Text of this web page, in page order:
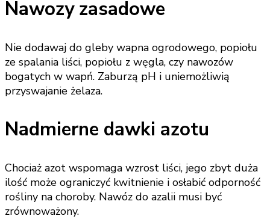
Nawozy zasadowe
Nie dodawaj do gleby wapna ogrodowego, popiołu
ze spalania liści, popiołu z węgla, czy nawozów
bogatych w wapń. Zaburzą pH i uniemożliwią
przyswajanie żelaza.
Nadmierne dawki azotu
Chociaż azot wspomaga wzrost liści, jego zbyt duża
ilość może ograniczyć kwitnienie i osłabić odporność
rośliny na choroby. Nawóz do azalii musi być
zrównoważony.